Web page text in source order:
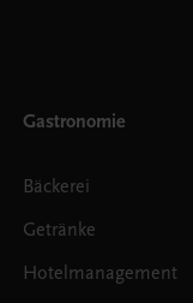
Gastronomie
Bäckerei
Getränke
Hotelmanagement